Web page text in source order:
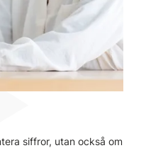
siffror, utan också om